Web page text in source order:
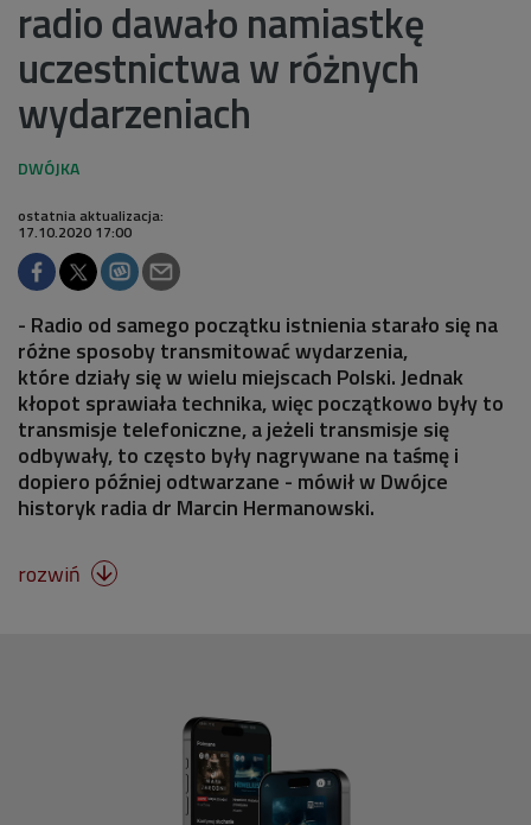
radio dawało namiastkę
uczestnictwa w różnych
wydarzeniach
ostatnia aktualizacja:
17.10.2020 17:00
- Radio od samego początku istnienia starało się na
różne sposoby transmitować wydarzenia,
które działy się w wielu miejscach Polski. Jednak
kłopot sprawiała technika, więc początkowo były to
transmisje telefoniczne, a jeżeli transmisje się
odbywały, to często były nagrywane na taśmę i
dopiero później odtwarzane - mówił w Dwójce
historyk radia dr Marcin Hermanowski.
rozwiń 